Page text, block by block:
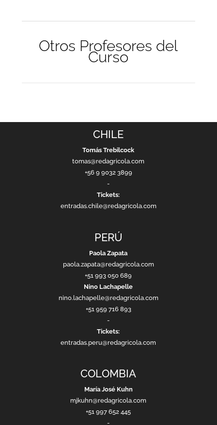
Otros Profesores del
Curso
CHILE
Tomás Trebilcock
tomas@redagricola.com
+56 9 9032 3899
-
Tickets:
entradas.chile@redagricola.com
PERÚ
Paola Zapata
paola.zapata@redagricola.com
+51 993 050 689
Nino Lachapelle
nino.lachapelle@redagricola.com
+51 959 716 893
-
Tickets:
entradas.peru@redagricola.com
COLOMBIA
María José Kuhn
mjkuhn@redagricola.com
+51 997 652 445
-